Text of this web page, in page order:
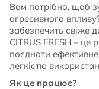
Вам потрібно, щоб
агресивного
забезпечить свіже
CITRUS FRESH – це
поєднати
легкістю
Як це працює?